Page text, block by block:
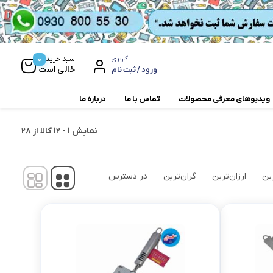
کاربری
ورود / ثبت نام
سبد خرید
خالی است
0
ویدیوهای معرفی محصولات تماس با ما درباره ما
نمایش 1
-
12کالا از 28
ارزان‌ترین گران‌ترین در دسترس